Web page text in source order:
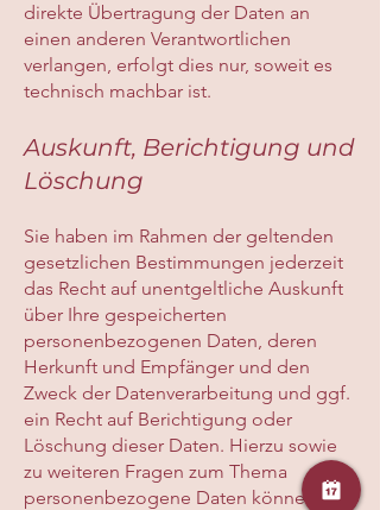
direkte Übertragung der Daten an
einen anderen Verantwortlichen
verlangen, erfolgt dies nur, soweit es
technisch machbar ist.
Auskunft, Berichtigung und
Löschung
Sie haben im Rahmen der geltenden
gesetzlichen Bestimmungen jederzeit
das Recht auf unentgeltliche Auskunft
über Ihre gespeicherten
personenbezogenen Daten, deren
Herkunft und Empfänger und den
Zweck der Datenverarbeitung und ggf.
ein Recht auf Berichtigung oder
Löschung dieser Daten. Hierzu sowie
zu weiteren Fragen zum Thema
personenbezogene Daten können Sie